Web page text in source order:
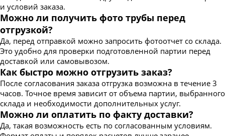
и условий заказа.
Можно ли получить фото трубы перед
отгрузкой?
Да, перед отправкой можно запросить фотоотчет со склада.
Это удобно для проверки подготовленной партии перед
доставкой или самовывозом.
Как быстро можно отгрузить заказ?
После согласования заказа отгрузка возможна в течение 3
часов. Точное время зависит от объема партии, выбранного
склада и необходимости дополнительных услуг.
Можно ли оплатить по факту доставки?
Да, такая возможность есть по согласованным условиям.